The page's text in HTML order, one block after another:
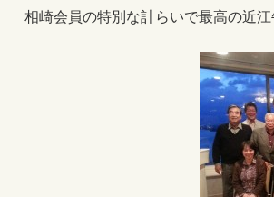
相崎会員の特別な計らいで最高の近